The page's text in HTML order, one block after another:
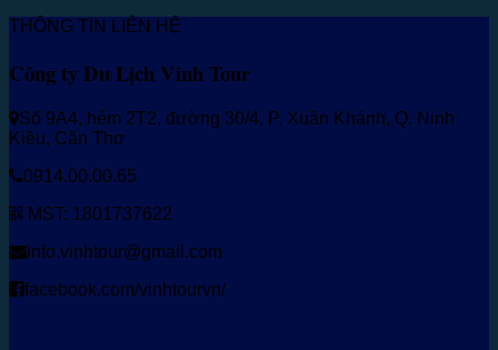
THÔNG TIN LIÊN HỆ
Công ty Du Lịch Vinh Tour
Số 9A4, hẻm 2T2, đường 30/4, P. Xuân Khánh, Q. Ninh
Kiều, Cần Thơ
0914.00.00.65
MST: 1801737622
info.vinhtour@gmail.com
facebook.com/vinhtourvn/